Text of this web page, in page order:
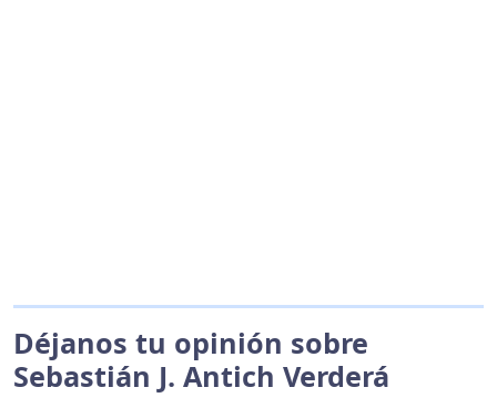
Déjanos tu opinión sobre
Sebastián J. Antich Verderá